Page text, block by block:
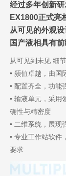
经过多年创新
EX1800正式亮
从可见的外观
国产液相具有
从可见到未见 细
• 颜值卓越，由国
• 配置齐全，功能
• 输液单元，采用
确性与精密度
• 二维系统，展现
• 专业工作站软件
要求